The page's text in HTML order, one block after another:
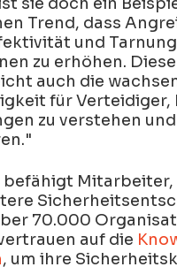
Trend, dass
und
zu erhöhen.
auch die
für Verteidiger,
zu verstehen und
befähigt Mitarbeiter,
70.000
auf die
, um ihre